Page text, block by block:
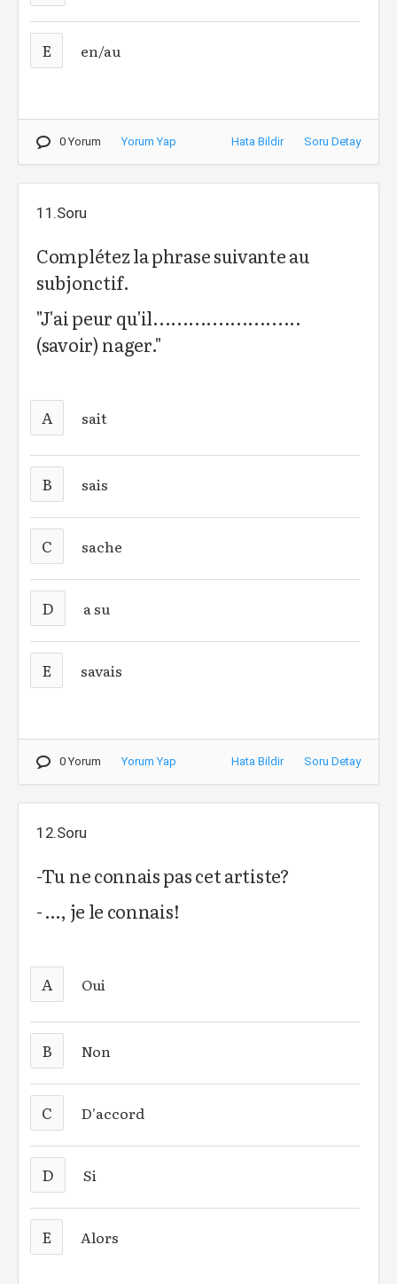
E en/au
0 Yorum Yorum Yap Hata Bildir Soru Detay
11.Soru
Complétez la phrase suivante au
subjonctif.
"J'ai peur qu'il.........................
(savoir) nager."
A sait
B sais
C sache
D a su
E savais
0 Yorum Yorum Yap Hata Bildir Soru Detay
12.Soru
-Tu ne connais pas cet artiste?
- …, je le connais!
A Oui
B Non
C D'accord
D Si
E Alors